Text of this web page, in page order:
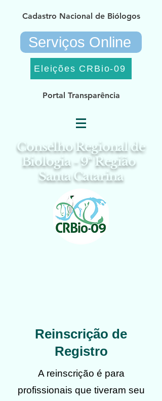
Cadastro Nacional de Biólogos
Serviços Online
Eleições CRBio-09
Portal Transparência
Conselho Regional de
Biologia - 9ª Região
Santa Catarina
Reinscrição de
Registro
A reinscrição é para
profissionais que tiveram seu